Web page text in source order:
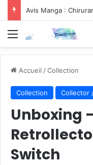
Avis Manga :
Menu
Accueil /Collection
Collection Collector
Unboxing
Switch